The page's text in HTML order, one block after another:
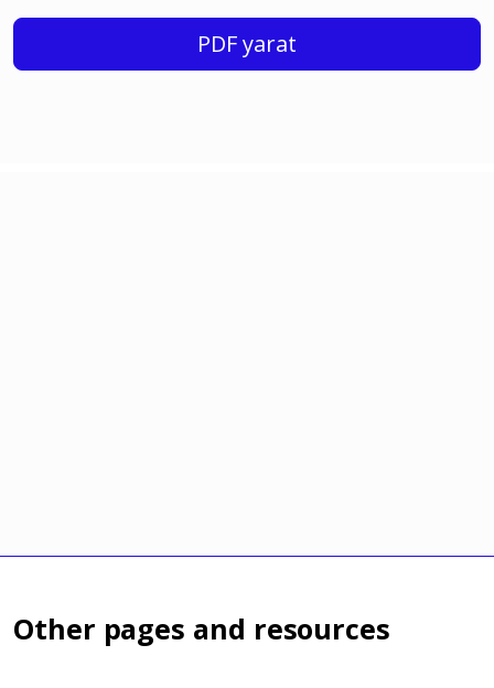
PDF yarat
Other pages and resources